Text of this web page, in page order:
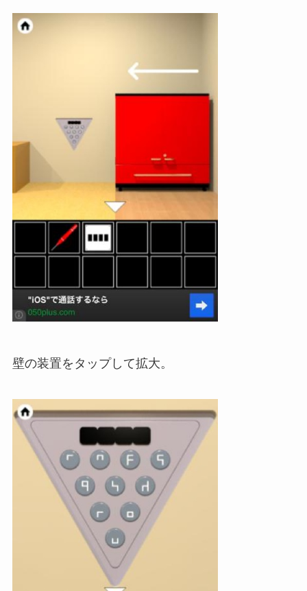
壁の装置をタップして拡大。